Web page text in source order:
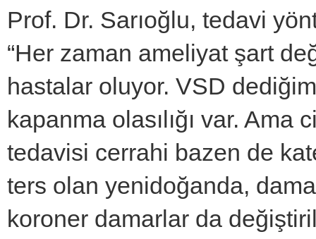
Prof. Dr. Sarıoğlu, tedavi
“Her zaman ameliyat şart
hastalar oluyor. VSD
kapanma olasılığı var.
tedavisi cerrahi bazen de
ters olan yenidoğanda,
koroner damarlar da